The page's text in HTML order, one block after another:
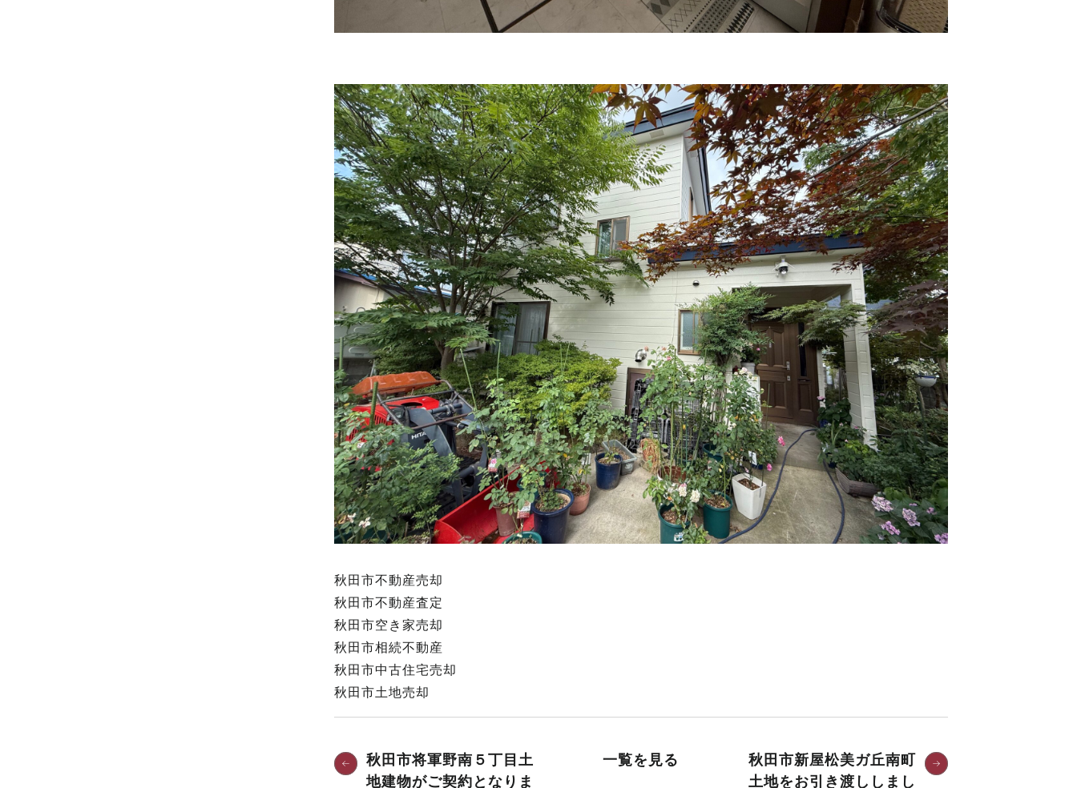
秋田市不動産売却
秋田市不動産査定
秋田市空き家売却
秋田市相続不動産
秋田市中古住宅売却
秋田市土地売却
秋田市将軍野南５丁目土
地建物がご契約となりま
一覧を見る
秋田市新屋松美ガ丘南町
土地をお引き渡ししまし